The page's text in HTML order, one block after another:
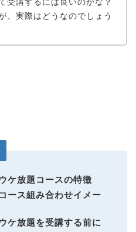
、実際はどうなのでしょう
ケ放題コースの特徴
ース組み合わせイメー
ケ放題を受講する前に